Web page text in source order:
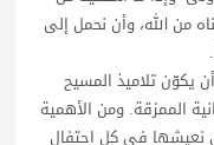
من الله، وأن نحمل إلى
يكوّن تلاميذ المسيح
الممزقة. ومن الأهمية
نعيشها في كل احتفال